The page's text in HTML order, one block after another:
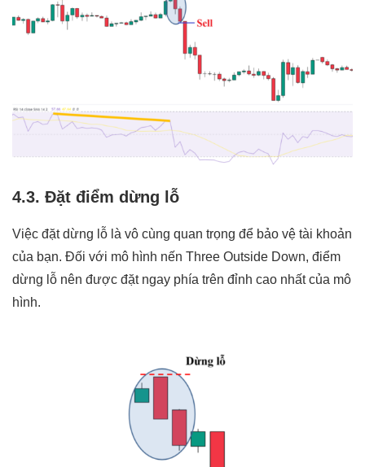
4.3. Đặt điểm dừng lỗ
Việc đặt dừng lỗ là vô cùng quan trọng để bảo vệ tài khoản
của bạn. Đối với mô hình nến Three Outside Down, điểm
dừng lỗ nên được đặt ngay phía trên đỉnh cao nhất của mô
hình.